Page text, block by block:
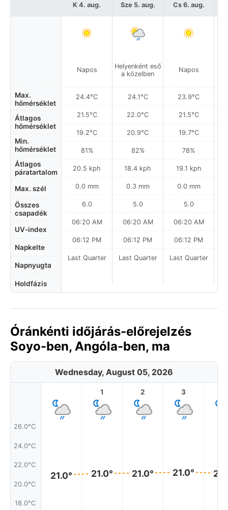
Max.
hőmérséklet
Átlagos
hőmérséklet
Min.
hőmérséklet
Átlagos
páratartalom
Max. szél
Összes
csapadék
UV-index
Napkelte
Napnyugta
Holdfázis
K 4. aug.
Napos
24.4°C
21.5°C
19.2°C
81%
20.5 kph
0.0 mm
6.0
06:20 AM
06:12 PM
Last Quarter
Sze 5. aug.
Helyenként eső
a közelben
24.1°C
22.0°C
20.9°C
82%
18.4 kph
0.3 mm
5.0
06:20 AM
06:12 PM
Last Quarter
Cs 6. aug.
Napos
23.9°C
21.5°C
19.7°C
78%
19.1 kph
0.0 mm
5.0
06:20 AM
06:12 PM
Last Quarter
Óránkénti időjárás-előrejelzés
Soyo-ben, Angóla-ben, ma
Wednesday, August 05, 2026
26.0°C
24.0°C
22.0°C
20.0°C
18.0°C
21.0°
1
21.0°
2
21.0°
3
21.0°